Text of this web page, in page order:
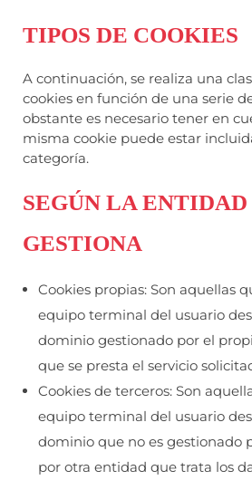
TIPOS DE COOKIES
A continuación, se realiza una
cookies en función de una serie
obstante es necesario tener en
misma cookie puede estar
categoría.
SEGÚN LA
GESTIONA
Cookies propias: Son aquellas
equipo terminal del usuario
dominio gestionado por el
que se presta el servicio
Cookies de terceros: Son
equipo terminal del usuario
dominio que no es gestionado
por otra entidad que trata los